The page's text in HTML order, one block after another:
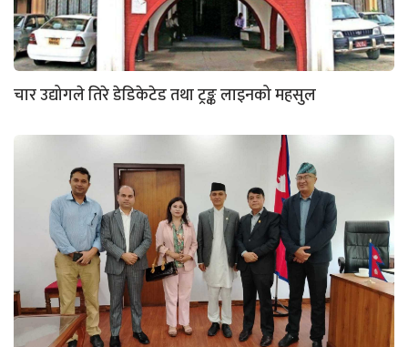
चार उद्योगले तिरे डेडिकेटेड तथा ट्रङ्क लाइनको महसुल